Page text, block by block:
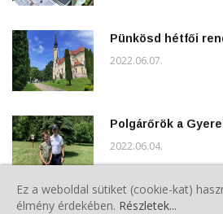
Pünkösd hétfői
2022.06.07.
Polgárőrök a
2022.06.04.
5.Veterán Piknik
Ez a weboldal sütiket (cookie-kat)
élmény érdekében. Részletek...